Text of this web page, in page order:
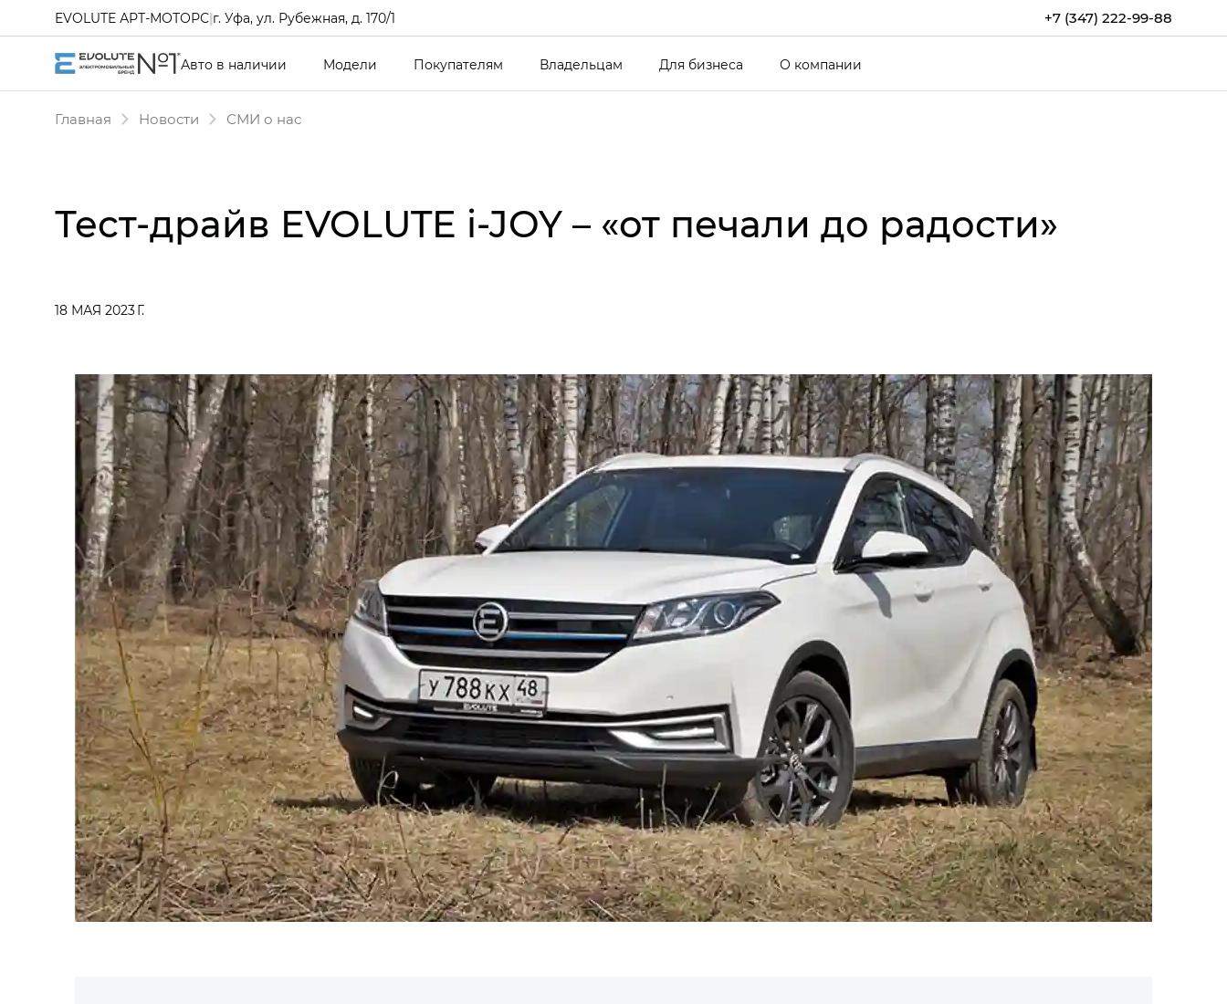
+7 (347) 222-99-88
EVOLUTE АРТ-МОТОРС|г. Уфа, ул. Рубежная, д. 170/1
Авто в наличии Модели Покупателям Владельцам Для бизнеса О компании
Главная Новости СМИ о нас
Тест-драйв EVOLUTE i‑JOY – «от печали до радости»
18 МАЯ 2023 Г.